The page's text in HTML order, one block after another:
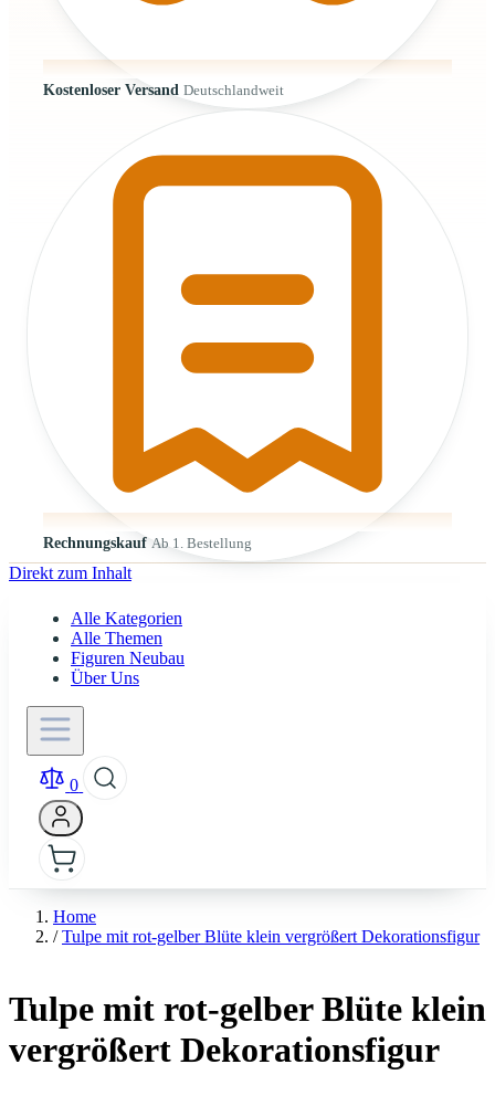
Kostenloser Versand Deutschlandweit
Rechnungskauf Ab 1. Bestellung
Direkt zum Inhalt
Alle Kategorien
Alle Themen
Figuren Neubau
Über Uns
0
Home
/ Tulpe mit rot-gelber Blüte klein vergrößert Dekorationsfigur
Tulpe mit rot-gelber Blüte klein
vergrößert Dekorationsfigur